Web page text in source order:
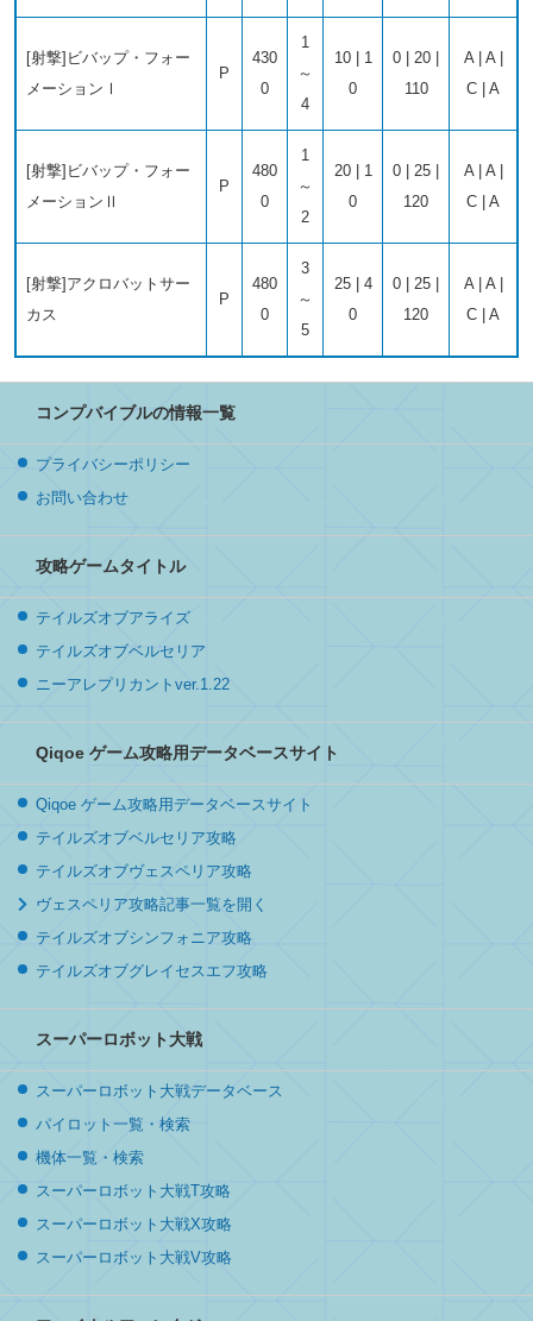
[射撃]ビバップ・フォー
メーションⅠ
P
430
0
1
～
4
10 | 1
0
0 | 20 |
110
A | A |
C | A
[射撃]ビバップ・フォー
メーションⅡ
P
480
0
1
～
2
20 | 1
0
0 | 25 |
120
A | A |
C | A
[射撃]アクロバットサー
カス
P
480
0
3
～
5
25 | 4
0
0 | 25 |
120
A | A |
C | A
コンプバイブルの情報一覧
プライバシーポリシー
お問い合わせ
攻略ゲームタイトル
テイルズオブアライズ
テイルズオブベルセリア
ニーアレプリカントver.1.22
Qiqoe ゲーム攻略用データベースサイト
Qiqoe ゲーム攻略用データベースサイト
テイルズオブベルセリア攻略
テイルズオブヴェスペリア攻略
ヴェスペリア攻略記事一覧を開く
テイルズオブシンフォニア攻略
テイルズオブグレイセスエフ攻略
スーパーロボット大戦
スーパーロボット大戦データベース
パイロット一覧・検索
機体一覧・検索
スーパーロボット大戦T攻略
スーパーロボット大戦X攻略
スーパーロボット大戦V攻略